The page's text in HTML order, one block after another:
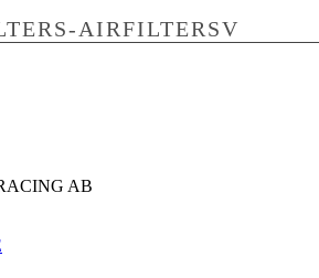
AIRFILTERSV
AB